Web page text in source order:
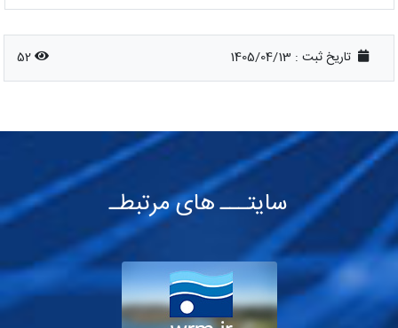
تاریخ ثبت : 1405/04/13
52
سایتـــ های مرتبطـ